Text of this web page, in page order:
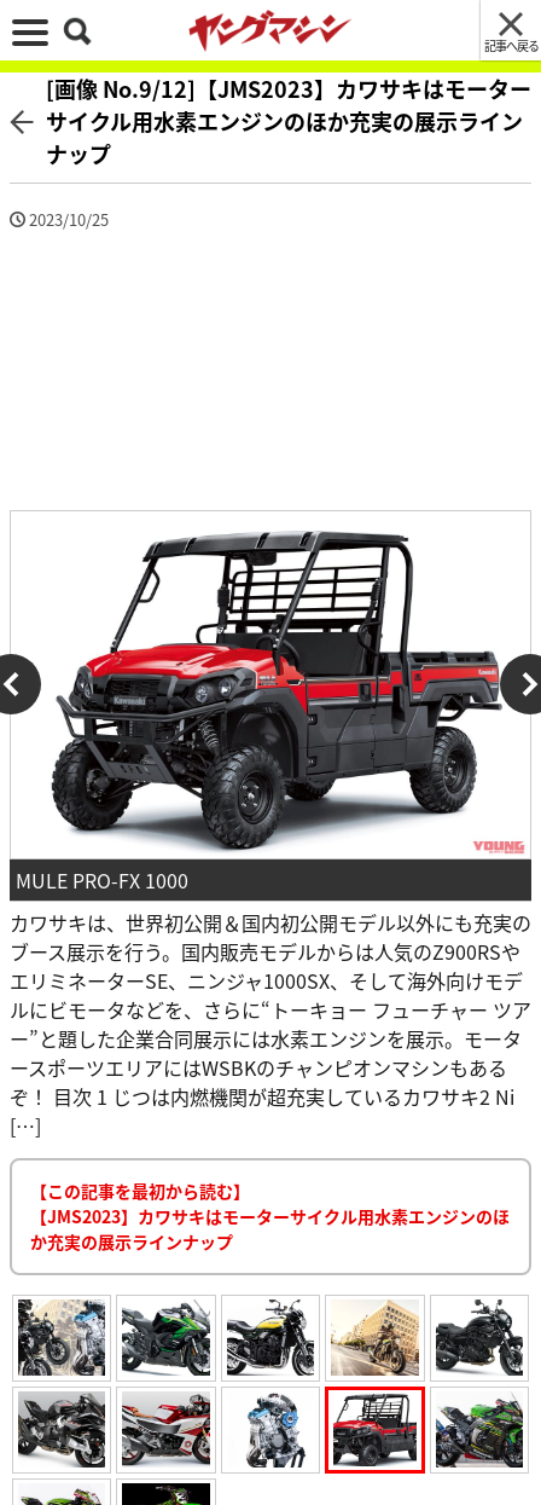
記事へ戻る
[画像 No.9/12]【JMS2023】カワサキはモーター
サイクル用水素エンジンのほか充実の展示ライン
ナップ
2023/10/25
MULE PRO-FX 1000
カワサキは、世界初公開＆国内初公開モデル以外にも充実の
ブース展示を行う。国内販売モデルからは人気のZ900RSや
エリミネーターSE、ニンジャ1000SX、そして海外向けモデ
ルにビモータなどを、さらに“トーキョー フューチャー ツア
ー”と題した企業合同展示には水素エンジンを展示。モータ
ースポーツエリアにはWSBKのチャンピオンマシンもある
ぞ！ 目次 1 じつは内燃機関が超充実しているカワサキ2 Ni
[…]
【この記事を最初から読む】
【JMS2023】カワサキはモーターサイクル用水素エンジンのほ
か充実の展示ラインナップ